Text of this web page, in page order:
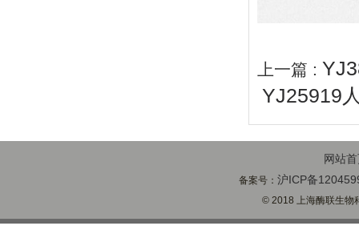
上一篇 :
YJ25919
网站
备案号：沪ICP备
© 2018 上海酶联生物